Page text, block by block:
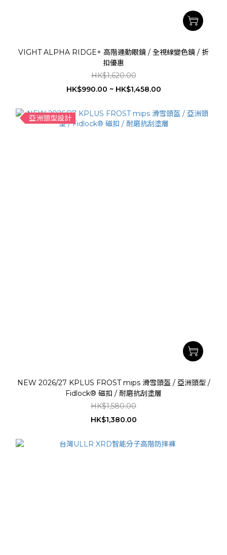
VIGHT ALPHA RIDGE+ 高階運動眼鏡 / 全視線變色鏡 / 折
扣優惠
HK$1,620.00
HK$990.00 ~ HK$1,458.00
亞洲頭型設計
NEW 2026/27 KPLUS FROST mips 滑雪頭盔 / 亞洲頭型 /
Fidlock® 磁扣 / 耐磨抗刮塗層
HK$1,580.00
HK$1,380.00